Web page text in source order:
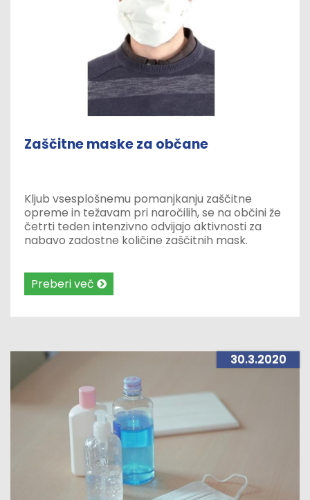
Zaščitne maske za občane
Kljub vsesplošnemu pomanjkanju zaščitne
opreme in težavam pri naročilih, se na občini že
četrti teden intenzivno odvijajo aktivnosti za
nabavo zadostne količine zaščitnih mask.
ustreznega materiala, da bo maske možno
oprati in termično obdelati.
Preberi več
30.3.2020